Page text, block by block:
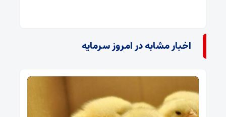
اخبار مشابه در امروز سرمایه